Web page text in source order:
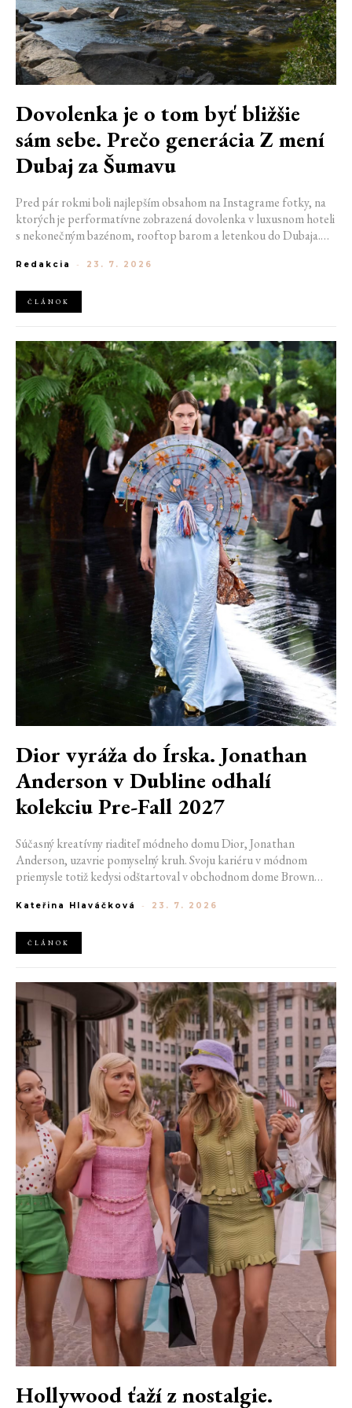
Dovolenka je o tom byť bližšie
sám sebe. Prečo generácia Z mení
Dubaj za Šumavu
Pred pár rokmi boli najlepším obsahom na Instagrame fotky, na
ktorých je performatívne zobrazená dovolenka v luxusnom hoteli
s nekonečným bazénom, rooftop barom a letenkou do Dubaja.
Jizerských horách. Ranné kúpanie v lome. Výlet vlakom na
kamarátmi pri ohni.
Redakcia - 23. 7. 2026
ČLÁNOK
Dior vyráža do Írska. Jonathan
Anderson v Dubline odhalí
kolekciu Pre-Fall 2027
Súčasný kreatívny riaditeľ módneho domu Dior, Jonathan
Anderson, uzavrie pomyselný kruh. Svoju kariéru v módnom
priemysle totiž kedysi odštartoval v obchodnom dome Brown
jednej z najväčších luxusných značiek sveta. V decembri totiž v
Pre-Fall 2027.
Kateřina Hlaváčková - 23. 7. 2026
ČLÁNOK
Hollywood ťaží z nostalgie.